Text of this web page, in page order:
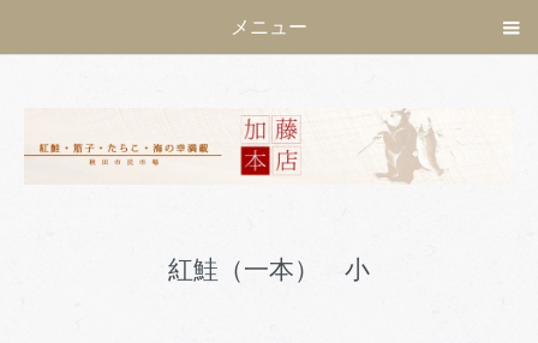
メニュー
紅鮭（一本） 小